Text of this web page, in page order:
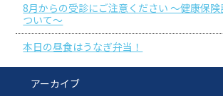
8月からの受診にご注意ください ～健康保
ついて～
本日の昼食はうなぎ弁当！
アーカイブ